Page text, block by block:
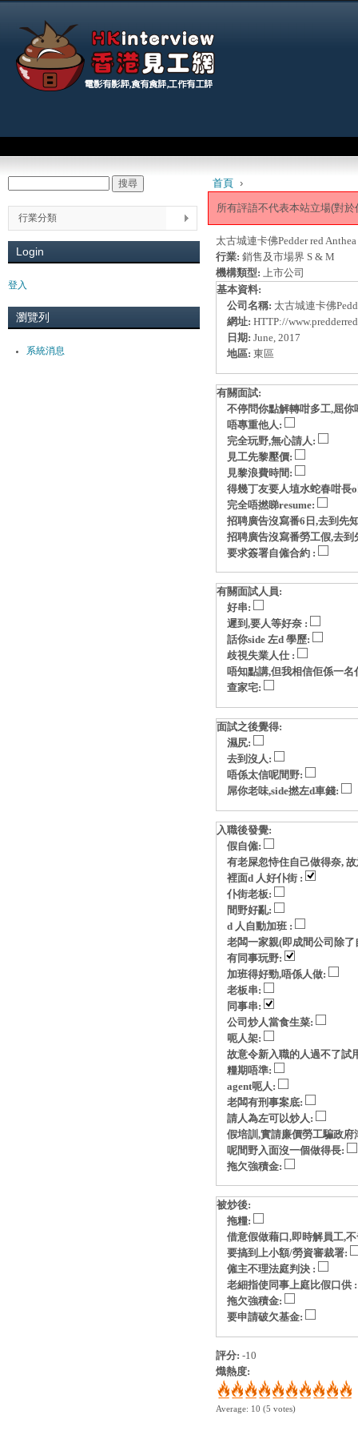
首頁›
所有評語不代表本站立場(對
太古城連卡佛Pedder red
行業: 銷售及市場界 S & M
機構類型: 上市公司
基本資料:
公司名稱: 太古城連卡佛
網址: HTTP://
日期: June, 2017
地區: 東區
有關面試:
不停問你點解轉咁多工,屈
唔專重他人:
完全玩野,無心請人:
見工先黎壓價:
見黎浪費時間:
得幾丁友要人埴水蛇春咁長
完全唔撚睇resume:
招聘廣告沒寫番6日,去到先
招聘廣告沒寫番勞工假,去
要求簽署自僱合約 :
有關面試人員:
好串:
遲到,要人等好奈 :
話你side 左d 學歷:
歧視失業人仕 :
唔知點講,但我相信佢係一
查家宅:
面試之後覺得:
濕尻:
去到沒人:
唔係太信呢間野:
屌你老味,side撚左d車錢:
入職後發覺:
假自僱:
有老屎忽恃住自己做得奈,
裡面d 人好仆街 :
仆街老板:
間野好亂:
d 人自動加班 :
老闆一家親(即成間公司除
有同事玩野:
加班得好勁,唔係人做:
老板串:
同事串:
公司炒人當食生菜:
呃人架:
故意令新入職的人過不了試
糧期唔準:
agent呃人:
老闆有刑事案底:
請人為左可以炒人:
假培訓,實請廉價勞工騙政
呢間野入面沒一個做得長:
拖欠強積金:
被炒後:
拖糧:
借意假做藉口,即時解員工,
要搞到上小額/勞資審裁署:
僱主不理法庭判決 :
老細指使同事上庭比假口供
拖欠強積金:
要申請破欠基金:
評分: -10
熾熱度:
Average: 10 (5 votes)
行業分類
Login
登入
瀏覽列
系統消息